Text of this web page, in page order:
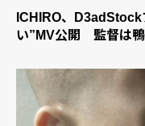
ICHIRO、D3adStock
い”MV公開 監督は